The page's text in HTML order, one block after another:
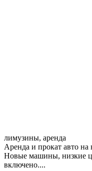
лимузины, аренда
Аренда и прокат авто
Новые машины, низкие
включено....